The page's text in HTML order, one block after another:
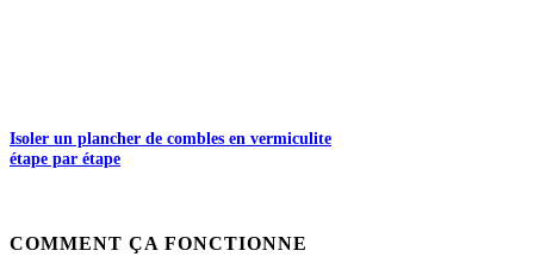
Isoler un plancher de combles en vermiculite
étape par étape
COMMENT ÇA FONCTIONNE